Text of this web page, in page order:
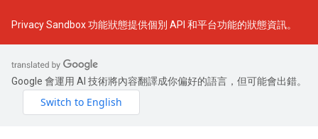
Privacy Sandbox 功能狀態提供個別 API 和平台功能的狀態資訊。
Google 會運用 AI 技術將內容翻譯成你偏好的語言，但可能會出錯。